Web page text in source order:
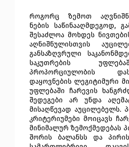
როგორც ზემოთ
ნების საწინააღმდეგოდ,
შესაძლოა მოხდეს
აღნიშნულისთვის
განსაზღვრული
საკუთრების
პროპორციულობის
დაყოვნების ლეგიტიმური
უფლებაში ჩარევის
შედეგები არ უნდა
მისაღწევად აუცილებელს.
კრიტერიუმები მოიცავს
მინიმალურ ზემოქმედებას
შორის ბალანსს და